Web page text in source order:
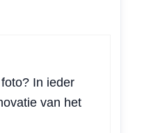
In ieder
van het